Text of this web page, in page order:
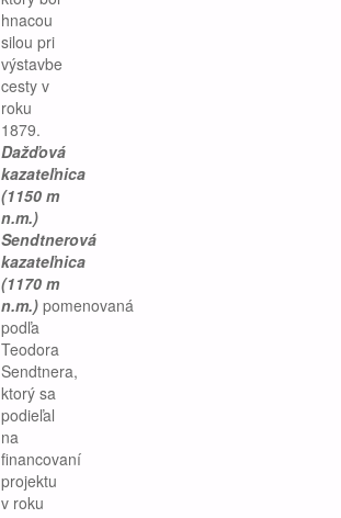
hnacou
silou pri
výstavbe
cesty v
roku
1879.
Dažďová
kazateľnica
(1150 m
n.m.)
Sendtnerová
kazateľnica
(1170 m
n.m.) pomenovaná
podľa
Teodora
Sendtnera,
ktorý sa
podieľal
na
financovaní
projektu
v roku